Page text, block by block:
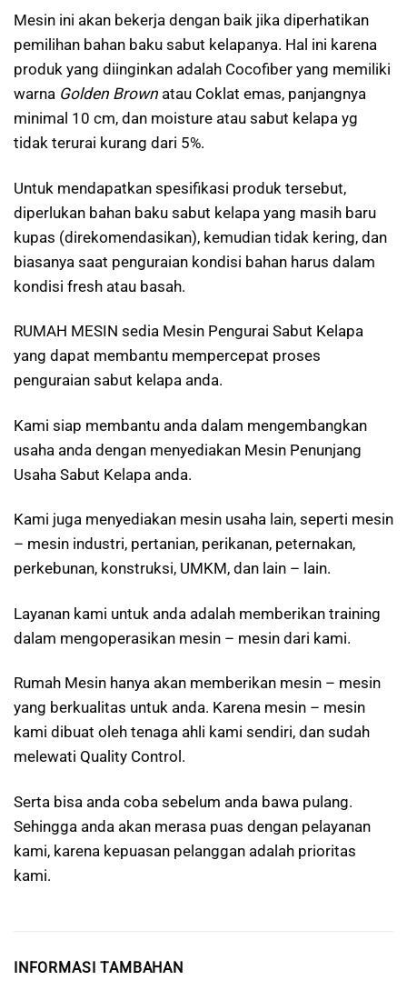
Mesin ini akan bekerja dengan baik jika diperhatikan
pemilihan bahan baku sabut kelapanya. Hal ini karena
produk yang diinginkan adalah Cocofiber yang memiliki
warna Golden Brown atau Coklat emas, panjangnya
minimal 10 cm, dan moisture atau sabut kelapa yg
tidak terurai kurang dari 5%.
Untuk mendapatkan spesifikasi produk tersebut,
diperlukan bahan baku sabut kelapa yang masih baru
kupas (direkomendasikan), kemudian tidak kering, dan
biasanya saat penguraian kondisi bahan harus dalam
kondisi fresh atau basah.
RUMAH MESIN sedia Mesin Pengurai Sabut Kelapa
yang dapat membantu mempercepat proses
penguraian sabut kelapa anda.
Kami siap membantu anda dalam mengembangkan
usaha anda dengan menyediakan Mesin Penunjang
Usaha Sabut Kelapa anda.
Kami juga menyediakan mesin usaha lain, seperti mesin
– mesin industri, pertanian, perikanan, peternakan,
perkebunan, konstruksi, UMKM, dan lain – lain.
Layanan kami untuk anda adalah memberikan training
dalam mengoperasikan mesin – mesin dari kami.
Rumah Mesin hanya akan memberikan mesin – mesin
yang berkualitas untuk anda. Karena mesin – mesin
kami dibuat oleh tenaga ahli kami sendiri, dan sudah
melewati Quality Control.
Serta bisa anda coba sebelum anda bawa pulang.
Sehingga anda akan merasa puas dengan pelayanan
kami, karena kepuasan pelanggan adalah prioritas
kami.
INFORMASI TAMBAHAN